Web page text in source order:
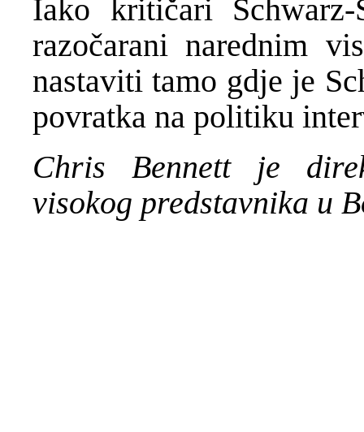
Iako kritičari
razočarani narednim
nastaviti tamo gdje je
povratka na politiku
Chris Bennett je
visokog predstavnika u